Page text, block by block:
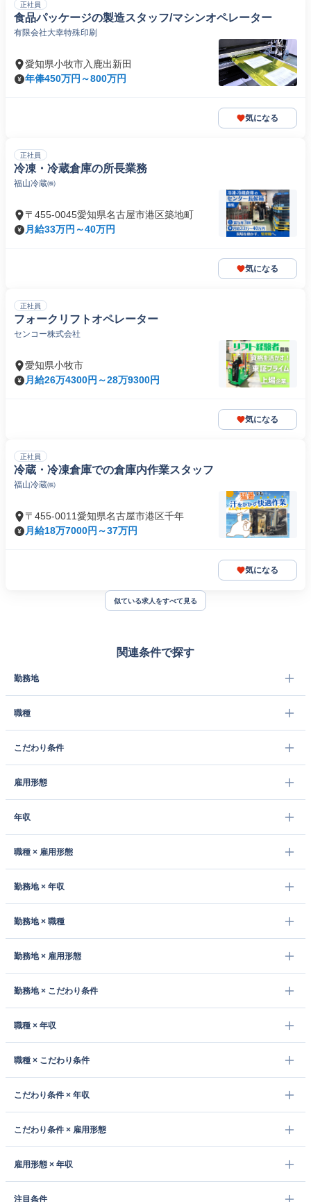
正社員
食品パッケージの製造スタッフ/マシンオペレーター
有限会社大幸特殊印刷
愛知県小牧市入鹿出新田
年俸450万円～800万円
気になる
正社員
冷凍・冷蔵倉庫の所長業務
福山冷蔵㈱
〒455-0045愛知県名古屋市港区築地町
月給33万円～40万円
気になる
正社員
フォークリフトオペレーター
センコー株式会社
愛知県小牧市
月給26万4300円～28万9300円
気になる
正社員
冷蔵・冷凍倉庫での倉庫内作業スタッフ
福山冷蔵㈱
〒455-0011愛知県名古屋市港区千年
月給18万7000円～37万円
気になる
似ている求人をすべて見る
関連条件で探す
勤務地
職種
こだわり条件
雇用形態
年収
職種 × 雇用形態
勤務地 × 年収
勤務地 × 職種
勤務地 × 雇用形態
勤務地 × こだわり条件
職種 × 年収
職種 × こだわり条件
こだわり条件 × 年収
こだわり条件 × 雇用形態
雇用形態 × 年収
注目条件